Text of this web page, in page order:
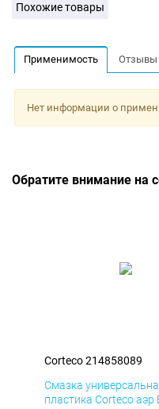
Похожие товары
Применимость Отзывы
Нет информации о
Обратите внимание на
Corteco 214858089
Смазка
пластика Corteco